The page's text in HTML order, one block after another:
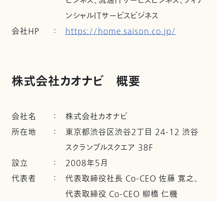
ンシャルITサービスビジネス
会社ＨＰ
： https://home.saison.co.jp/
株式会社カオナビ 概要
会社名 ： 株式会社カオナビ
所在地
： 東京都渋谷区渋谷2丁目 24-12 渋谷
スクランブルスクエア 38F
設立
： 2008年5月
代表者
： 代表取締役社長 Co-CEO 佐藤 寛之、
代表取締役 Co-CEO 柳橋 仁機